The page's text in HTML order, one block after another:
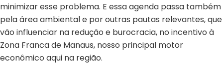
minimizar esse problema. E essa agenda passa também
pela área ambiental e por outras pautas relevantes, que
vão influenciar na redução e burocracia, no incentivo à
Zona Franca de Manaus, nosso principal motor
econômico aqui na região.